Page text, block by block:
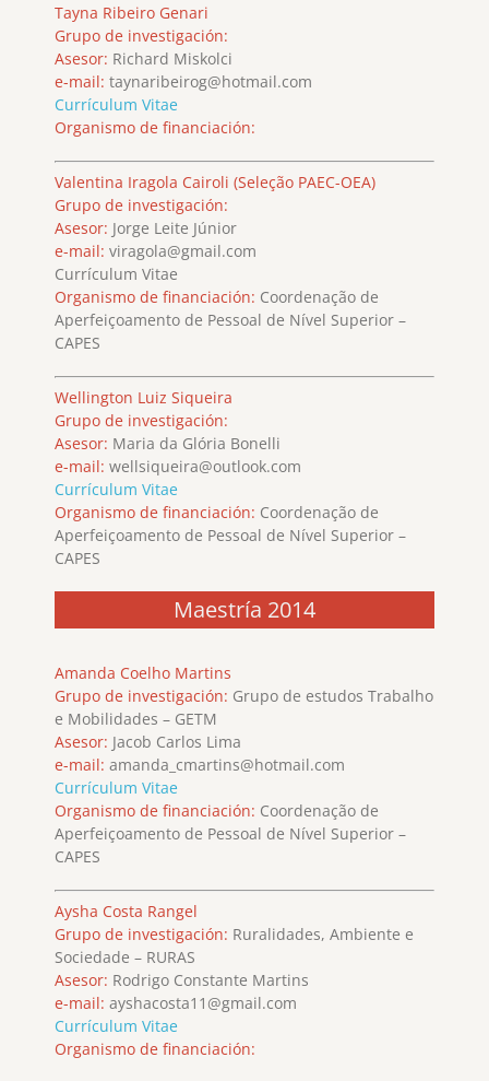
Tayna Ribeiro Genari
Grupo de investigación:
Asesor: Richard Miskolci
e-mail: taynaribeirog@hotmail.com
Currículum Vitae
Organismo de financiación:
Valentina Iragola Cairoli (Seleção PAEC-OEA)
Grupo de investigación:
Asesor: Jorge Leite Júnior
e-mail: viragola@gmail.com
Currículum Vitae
Organismo de financiación: Coordenação de
Aperfeiçoamento de Pessoal de Nível Superior –
CAPES
Wellington Luiz Siqueira
Grupo de investigación:
Asesor: Maria da Glória Bonelli
e-mail: wellsiqueira@outlook.com
Currículum Vitae
Organismo de financiación: Coordenação de
Aperfeiçoamento de Pessoal de Nível Superior –
CAPES
Maestría 2014
Amanda Coelho Martins
Grupo de investigación: Grupo de estudos Trabalho
e Mobilidades – GETM
Asesor: Jacob Carlos Lima
e-mail: amanda_cmartins@hotmail.com
Currículum Vitae
Organismo de financiación: Coordenação de
Aperfeiçoamento de Pessoal de Nível Superior –
CAPES
Aysha Costa Rangel
Grupo de investigación: Ruralidades, Ambiente e
Sociedade – RURAS
Asesor: Rodrigo Constante Martins
e-mail: ayshacosta11@gmail.com
Currículum Vitae
Organismo de financiación: